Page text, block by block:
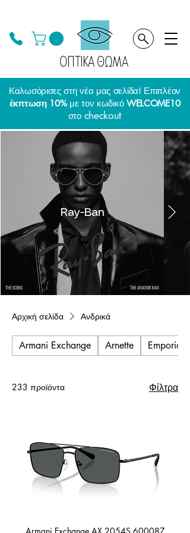
ΟΠΤΙΚΑ ΘΩΜΑ
Καλωσόρισες στη νέα μας σελίδα! Επιπλέον
έκπτωση 10%με τον κωδικό WELCOME10
στο checkout
Ray-Ban
Αρχική σελίδα Ανδρικά
Armani Exchange Arnette Emporio
233 προϊόντα Φίλτρα